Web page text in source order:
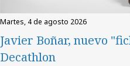
martes, 4 de agosto 2026
Javier Boñar, nuevo
Decathlon